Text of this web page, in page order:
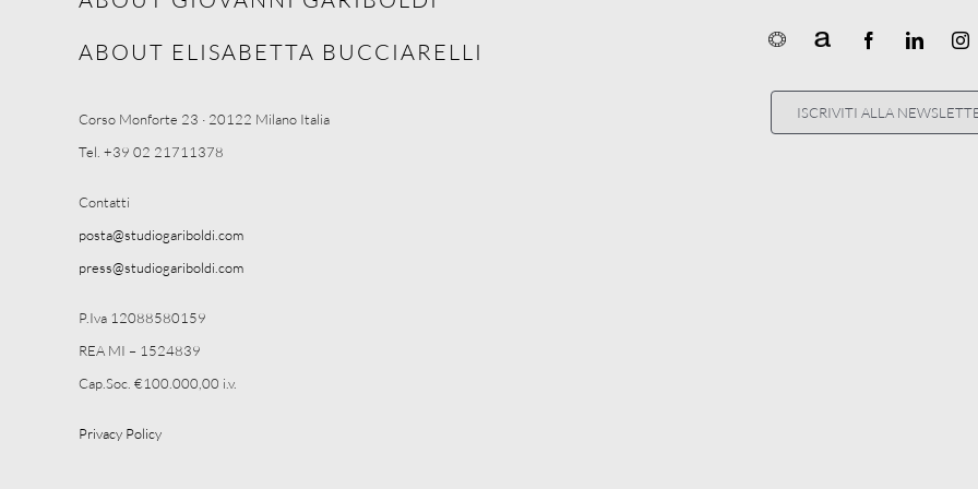
ABOUT ELISABETTA BUCCIARELLI
Corso Monforte 23 · 20122 Milano Italia
Tel. +39 02 21711378
Contatti
posta@studiogariboldi.com
press@studiogariboldi.com
P.Iva 12088580159
REA MI – 1524839
Cap.Soc. €100.000,00 i.v.
Privacy Policy
ISCRIVITI ALLA